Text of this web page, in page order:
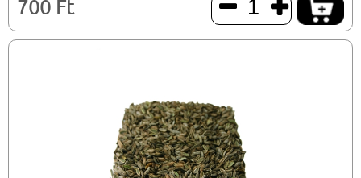
700 Ft  